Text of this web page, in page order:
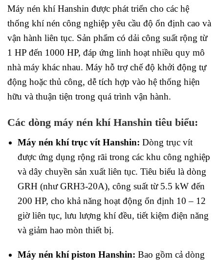
Máy nén khí Hanshin được phát triển cho các hệ
thống khí nén công nghiệp yêu cầu độ ổn định cao và
vận hành liên tục. Sản phẩm có dải công suất rộng từ
1 HP đến 1000 HP, đáp ứng linh hoạt nhiều quy mô
nhà máy khác nhau. Máy hỗ trợ chế độ khởi động tự
động hoặc thủ công, dễ tích hợp vào hệ thống hiện
hữu và thuận tiện trong quá trình vận hành.
Các dòng máy nén khí Hanshin tiêu biểu:
Máy nén khí trục vít Hanshin: Dòng trục vít
được ứng dụng rộng rãi trong các khu công nghiệp
và dây chuyền sản xuất liên tục. Tiêu biểu là dòng
GRH (như GRH3-20A), công suất từ 5.5 kW đến
200 HP, cho khả năng hoạt động ổn định 10 – 12
giờ liên tục, lưu lượng khí đều, tiết kiệm điện năng
và giảm hao mòn thiết bị.
Máy nén khí piston Hanshin: Bao gồm cả dòng